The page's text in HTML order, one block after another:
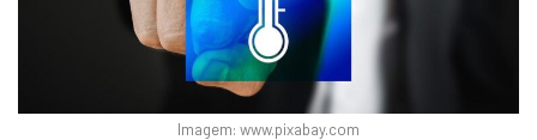
Imagem: www.pixabay.com